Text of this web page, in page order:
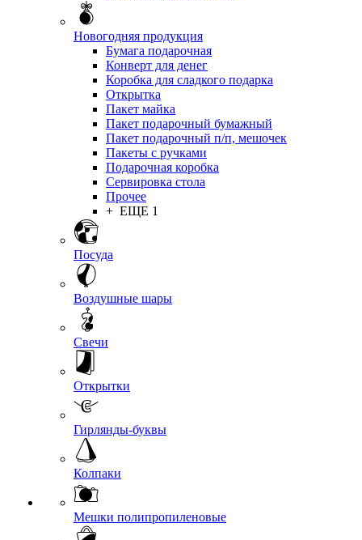
Новогодняя продукция
Бумага подарочная
Конверт для денег
Коробка для сладкого подарка
Открытка
Пакет майка
Пакет подарочный бумажный
Пакет подарочный п/п, мешочек
Пакеты с ручками
Подарочная коробка
Сервировка стола
Прочее
+ ЕЩЕ 1
Посуда
Воздушные шары
Свечи
Открытки
Гирлянды-буквы
Колпаки
Мешки полипропиленовые